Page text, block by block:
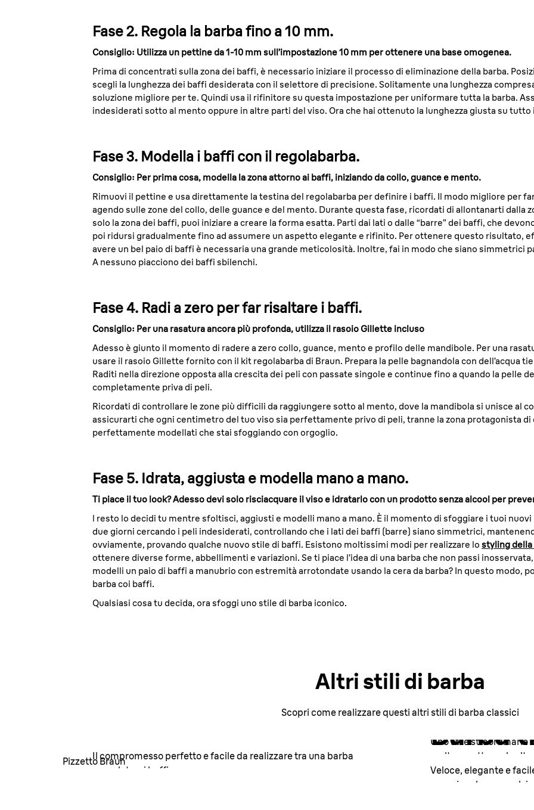
Fase 2. Regola la barba fino a 10 mm.
Consiglio: Utilizza un pettine da 1-10 mm sull’impostazione 10 mm per ottenere una base omogenea.
Prima di concentrati sulla zona dei baffi, è necessario iniziare il processo di eliminazione della barba.
scegli la lunghezza dei baffi desiderata con il selettore di precisione. Solitamente una lunghezza
soluzione migliore per te. Quindi usa il rifinitore su questa impostazione per uniformare tutta la barba.
indesiderati sotto al mento oppure in altre parti del viso. Ora che hai ottenuto la lunghezza giusta su
Fase 3. Modella i baffi con il regolabarba.
Consiglio: Per prima cosa, modella la zona attorno ai baffi, iniziando da collo, guance e mento.
Rimuovi il pettine e usa direttamente la testina del regolabarba per definire i baffi. Il modo migliore per
agendo sulle zone del collo, delle guance e del mento. Durante questa fase, ricordati di allontanarti dalla
solo la zona dei baffi, puoi iniziare a creare la forma esatta. Parti dai lati o dalle “barre” dei baffi, che
poi ridursi gradualmente fino ad assumere un aspetto elegante e rifinito. Per ottenere questo risultato,
avere un bel paio di baffi è necessaria una grande meticolosità. Inoltre, fai in modo che siano simmetrici
A nessuno piacciono dei baffi sbilenchi.
Fase 4. Radi a zero per far risaltare i baffi.
Consiglio: Per una rasatura ancora più profonda, utilizza il rasoio Gillette incluso
Adesso è giunto il momento di radere a zero collo, guance, mento e profilo delle mandibole. Per una
usare il rasoio Gillette fornito con il kit regolabarba di Braun. Prepara la pelle bagnandola con dell’acqua
Raditi nella direzione opposta alla crescita dei peli con passate singole e continue fino a quando la pelle
completamente priva di peli.
Ricordati di controllare le zone più difficili da raggiungere sotto al mento, dove la mandibola si unisce al
assicurarti che ogni centimetro del tuo viso sia perfettamente privo di peli, tranne la zona protagonista
perfettamente modellati che stai sfoggiando con orgoglio.
Fase 5. Idrata, aggiusta e modella mano a mano.
Ti piace il tuo look? Adesso devi solo risciacquare il viso e idratarlo con un prodotto senza alcool per
l resto lo decidi tu mentre sfoltisci, aggiusti e modelli mano a mano. È il momento di sfoggiare i tuoi
due giorni cercando i peli indesiderati, controllando che i lati dei baffi (barre) siano simmetrici,
ovviamente, provando qualche nuovo stile di baffi. Esistono moltissimi modi per realizzare lo styling della
ottenere diverse forme, abbellimenti e variazioni. Se ti piace l’idea di una barba che non passi
modelli un paio di baffi a manubrio con estremità arrotondate usando la cera da barba? In questo modo,
barba coi baffi.
Qualsiasi cosa tu decida, ora sfoggi uno stile di barba iconico.
Altri stili di barba
Scopri come realizzare questi altri stili di barba classici
Barba
Uno stile straordinario
molto carattere al volto.
Il compromesso perfetto e facile da realizzare tra una barba
completa e i baffi.
Pizzetto Braun
Barba
Veloce, elegante e
eccezionale per